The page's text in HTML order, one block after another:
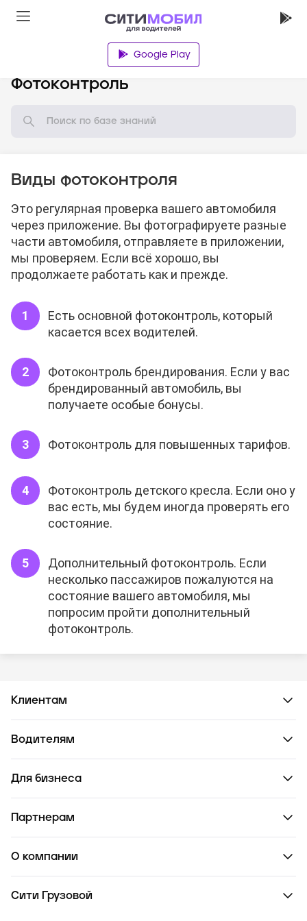
Google Play
Фотоконтроль
Виды фотоконтроля
Это регулярная проверка вашего автомобиля
через приложение. Вы фотографируете разные
части автомобиля, отправляете в приложении,
мы проверяем. Если всё хорошо, вы
продолжаете работать как и прежде.
Есть основной фотоконтроль, который
касается всех водителей.
Фотоконтроль брендирования. Если у вас
брендированный автомобиль, вы
получаете особые бонусы.
Фотоконтроль для повышенных тарифов.
Фотоконтроль детского кресла. Если оно у
вас есть, мы будем иногда проверять его
состояние.
Дополнительный фотоконтроль. Если
несколько пассажиров пожалуются на
состояние вашего автомобиля, мы
попросим пройти дополнительный
фотоконтроль.
Клиентам
Водителям
Для бизнеса
Партнерам
О компании
Сити Грузовой